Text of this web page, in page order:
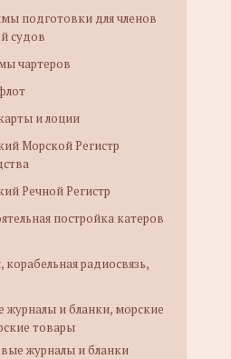
подготовки для членов
судов
чартеров
и лоции
Морской Регистр
Речной Регистр
постройка катеров
корабельная радиосвязь,
журналы и бланки, морские
товары
журналы и бланки